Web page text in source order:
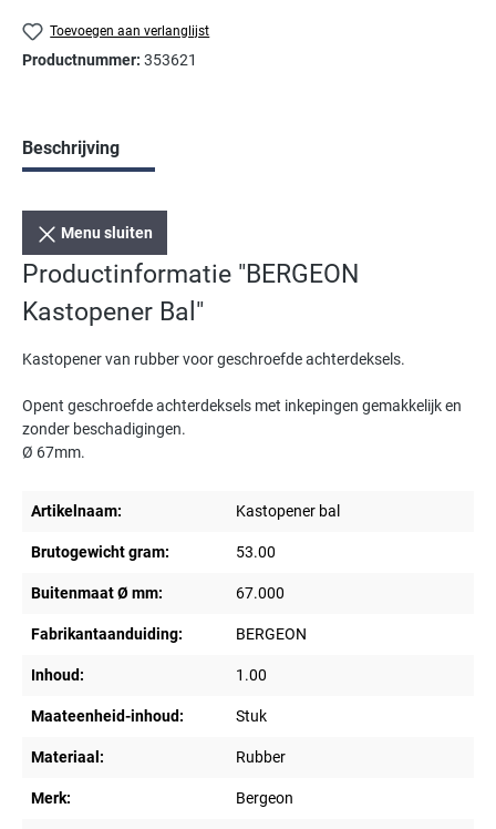
Toevoegen aan verlanglijst
Productnummer: 353621
Beschrijving
Menu sluiten
Productinformatie "BERGEON
Kastopener Bal"
Kastopener van rubber voor geschroefde achterdeksels.
Opent geschroefde achterdeksels met inkepingen gemakkelijk en
zonder beschadigingen.
Ø 67mm.
Artikelnaam: Kastopener bal
Brutogewicht gram: 53.00
Buitenmaat Ø mm: 67.000
Fabrikantaanduiding: BERGEON
Inhoud: 1.00
Maateenheid-inhoud: Stuk
Materiaal: Rubber
Merk: Bergeon